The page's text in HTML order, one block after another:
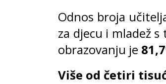
Odnos broja
za djecu i mladež
obrazovanju je
Više od četiri